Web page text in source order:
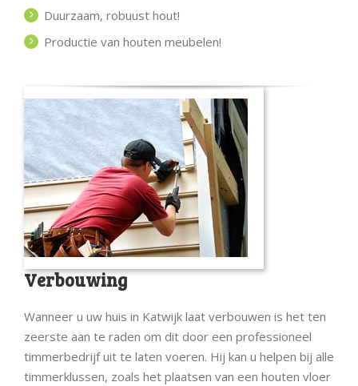
Duurzaam, robuust hout!
Productie van houten meubelen!
Verbouwing
Wanneer u uw huis in Katwijk laat verbouwen is het ten
zeerste aan te raden om dit door een professioneel
timmerbedrijf uit te laten voeren. Hij kan u helpen bij alle
timmerklussen, zoals het plaatsen van een houten vloer